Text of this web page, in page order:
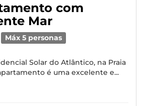
com
Mar
Máx 5 personas
Solar do Atlântico, na Praia
é uma excelente e...